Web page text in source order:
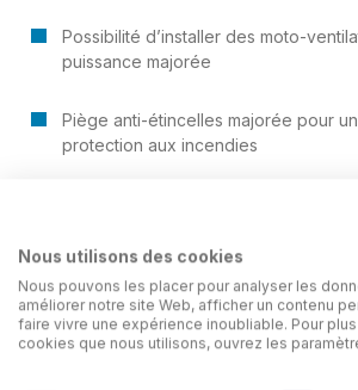
Possibilité d’installer des moto-
puissance majorée
Piège anti-étincelles majorée pour
protection aux incendies
Trois entrées d’aire placées en des
pour une meilleure flexibilité
Nous utilisons des cookies
Nous pouvons les placer pour analyser les
améliorer notre site Web, afficher un contenu
faire vivre une expérience inoubliable. Pour
cookies que nous utilisons, ouvrez les